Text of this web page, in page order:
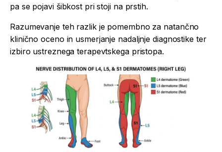
pa se pojavi šibkost pri stoji na prstih.
Razumevanje teh razlik je pomembno za natančno
klinično oceno in usmerjanje nadaljnje diagnostike ter
izbiro ustreznega terapevtskega pristopa.